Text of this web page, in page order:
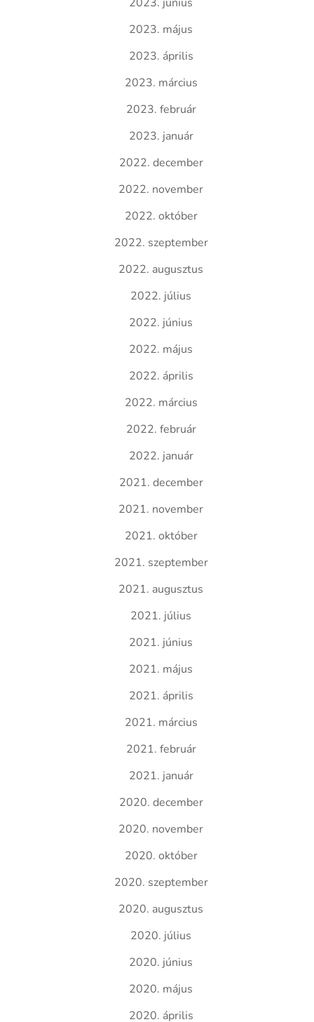
2023. május
2023. április
2023. március
2023. február
2023. január
2022. december
2022. november
2022. október
2022. szeptember
2022. augusztus
2022. július
2022. június
2022. május
2022. április
2022. március
2022. február
2022. január
2021. december
2021. november
2021. október
2021. szeptember
2021. augusztus
2021. július
2021. június
2021. május
2021. április
2021. március
2021. február
2021. január
2020. december
2020. november
2020. október
2020. szeptember
2020. augusztus
2020. július
2020. június
2020. május
2020. április